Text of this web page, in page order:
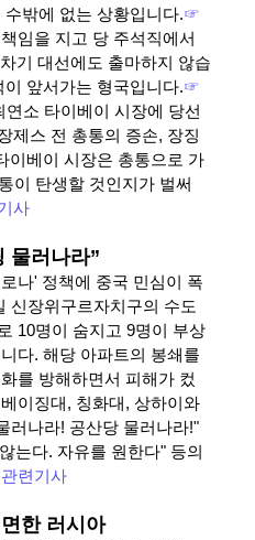
밖에 없는 상황입니다.☞
임을 지고 당 주석직에서
기 대선에도 출마하지 않습
앞서가는 형국입니다.☞
연소 타이베이 시장에 당선
제스 전 총통의 증손, 장징
이베이 시장은 총통으로 가
이 탄생할 것인지가 벌써
사
물러나라”
나' 정책에 중국 민심이 폭
신장위구르자치구의 수도
10명이 숨지고 9명이 부상
다. 해당 아파트의 봉쇄를
를 방해하면서 피해가 컸
이징대, 칭화대, 상하이와
러나라! 공산당 물러나라!"
는다. 자유를 원한다" 등의
련기사
한 러시아